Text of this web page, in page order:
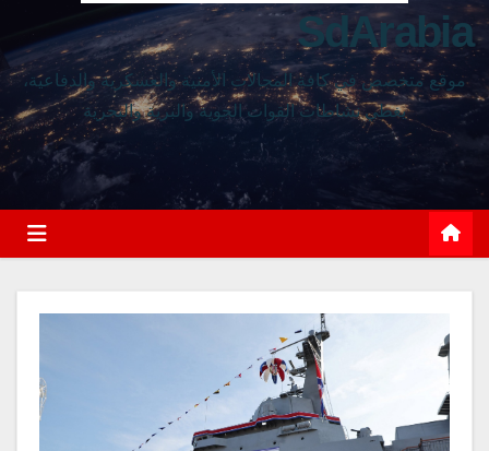
SdArabia
موقع متخصص في كافة المجالات الأمنية والعسكرية والدفاعية،
يغطي نشاطات القوات الجوية والبرية والبحرية